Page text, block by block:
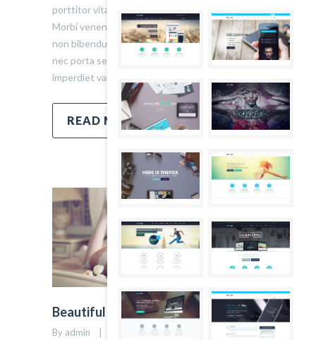
porttitor vitae ultrices quis. Dapibus id dolor.
Morbi venenatis lacinia rhoncus. Pellentesque
non bibendum tellus, vitae semper sem. Morbi
nec porta sem, eget egestas leo. Donec
imperdiet varius urna…
READ MORE
Beautiful Post
By admin    |    Uncategorized    | 0 comment